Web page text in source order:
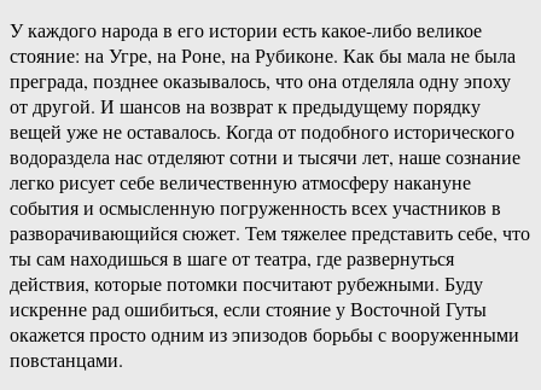
У каждого народа в его истории есть какое-либо великое
стояние: на Угре, на Роне, на Рубиконе. Как бы мала не была
преграда, позднее оказывалось, что она отделяла одну эпоху
от другой. И шансов на возврат к предыдущему порядку
вещей уже не оставалось. Когда от подобного исторического
водораздела нас отделяют сотни и тысячи лет, наше сознание
легко рисует себе величественную атмосферу накануне
события и осмысленную погруженность всех участников в
разворачивающийся сюжет. Тем тяжелее представить себе, что
ты сам находишься в шаге от театра, где развернуться
действия, которые потомки посчитают рубежными. Буду
искренне рад ошибиться, если стояние у Восточной Гуты
окажется просто одним из эпизодов борьбы с вооруженными
повстанцами.